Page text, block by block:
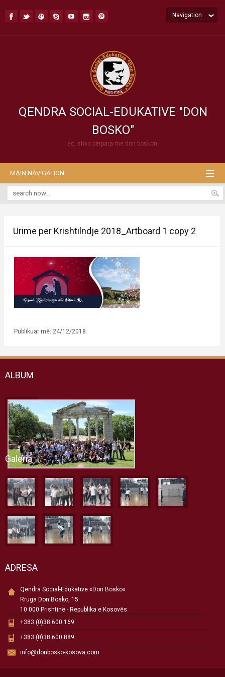
QENDRA SOCIAL-EDUKATIVE "DON
BOSKO"
ec, shko përpara me don boskon!
Navigation
MAIN NAVIGATION
Urime per Krishtilndje 2018_Artboard 1 copy 2
Publikuar më: 24/12/2018
ALBUM
Galeria
ADRESA
Qendra Social-Edukative «Don Bosko»
Rruga Don Bosko, 15
10 000 Prishtinë - Republika e Kosovës
+383 (0)38 600 169
+383 (0)38 600 889
info@donbosko-kosova.com